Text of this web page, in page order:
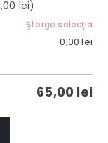
lei)
Şterge selecţia
0,00lei
65,00 lei